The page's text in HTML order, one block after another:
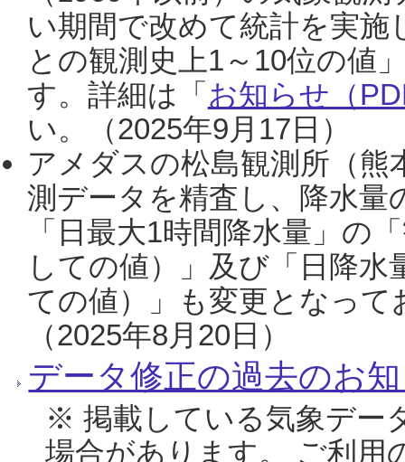
い期間で改めて統計を実
との観測史上1～10位の値
す。詳細は「 お知らせ（
い。（2025年9月17日）
アメダスの松島観測所（熊
測データを精査し、降水
「日最大1時間降水量」の
しての値）」及び「日降
ての値）」も変更となっ
（2025年8月20日）
データ修正の過去のお
※ 掲載している気象デー
場合があります。 ご利用